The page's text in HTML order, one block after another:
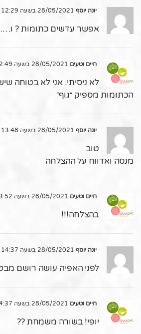
יונה יוסף
אפשר עדשים כתומות ?
חיים וטעים
לא ניסיתי. אני לא בטוחה
הכתומות מספיק ״גוף״
יונה יוסף
טוב
מנסה ואדווח על ההצלחה
חיים וטעים
בהצלחה!!!
יונה יוסף
לפני האפיה עושה רושם
חיים וטעים
יופי! בשורה משמחת ??